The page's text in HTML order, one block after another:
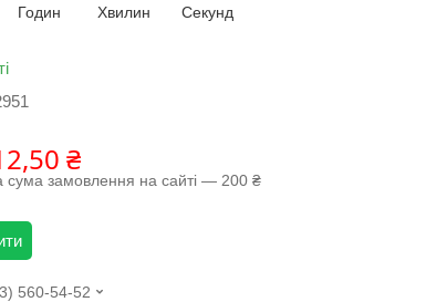
Годин Хвилин Секунд
₴
сума замовлення на сайті — 200 ₴
560-54-52